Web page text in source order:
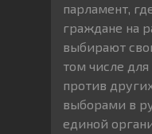
парламент,
граждане на
выбирают
том числе
против
выборами в
единой